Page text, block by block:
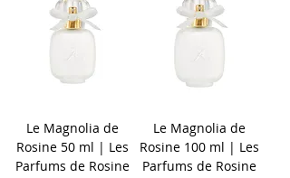
Le Magnolia de
Rosine 50 ml | Les
Parfums de Rosine
Le Magnolia de
Rosine 100 ml | Les
Parfums de Rosine